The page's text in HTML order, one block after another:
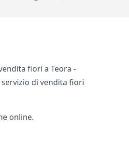
fiori a Teora -
di vendita fiori
online.